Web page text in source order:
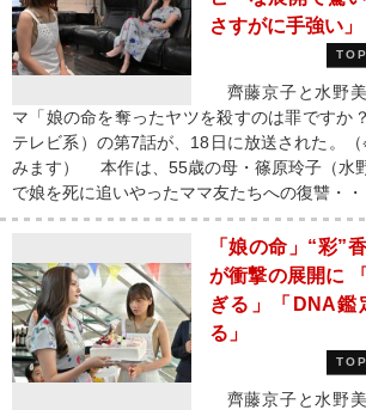
さすがに手強い」
齊藤京子と水野
マ「娘の命を奪ったヤツを殺すのは罪ですか
テレビ系）の第7話が、18日に放送された。
みます） 本作は、55歳の母・篠原玲子（水
で娘を死に追いやったママ友たちへの復讐・・
「娘の命」“彩”
が衝撃の展開に
ぎる」「DNA鑑
る」
齊藤京子と水野